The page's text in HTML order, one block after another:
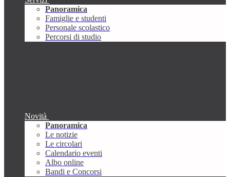
Panoramica
Famiglie e studenti
Personale scolastico
Percorsi di studio
Novità
Panoramica
Le notizie
Le circolari
Calendario eventi
Albo online
Bandi e Concorsi